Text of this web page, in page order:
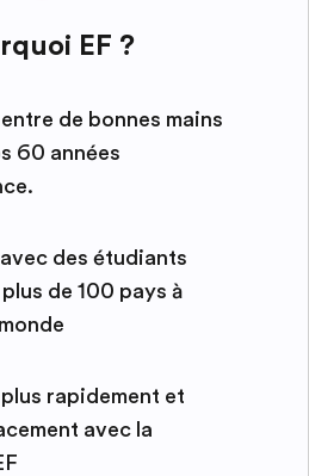
EF ?
de bonnes mains
60 années
des étudiants
de 100 pays à
rapidement et
avec la